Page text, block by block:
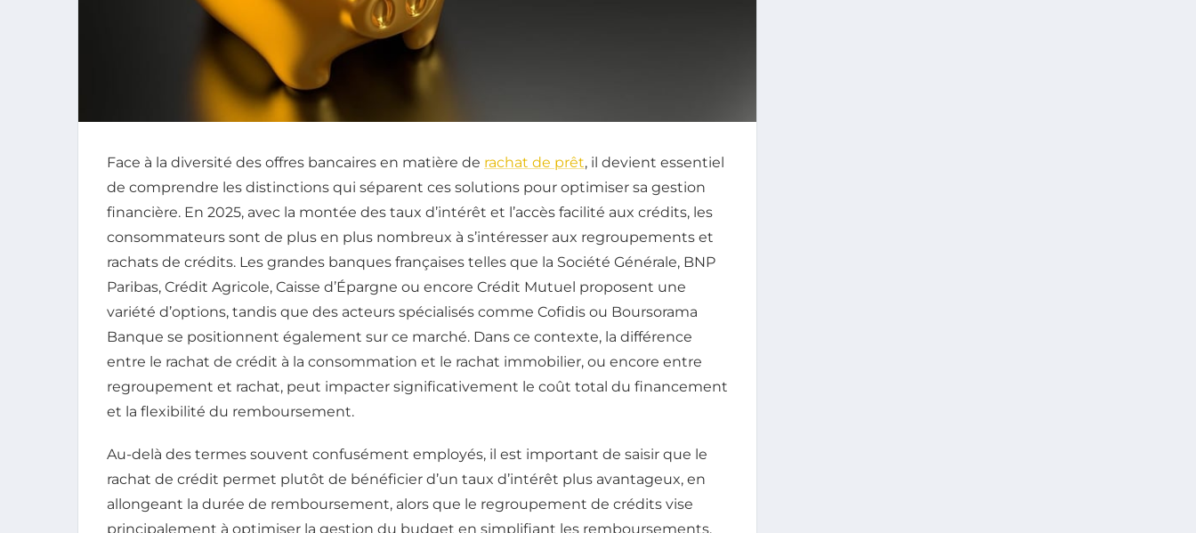
Face à la diversité des offres bancaires en matière de rachat de prêt, il devient essentiel
de comprendre les distinctions qui séparent ces solutions pour optimiser sa gestion
financière. En 2025, avec la montée des taux d’intérêt et l’accès facilité aux crédits, les
consommateurs sont de plus en plus nombreux à s’intéresser aux regroupements et
rachats de crédits. Les grandes banques françaises telles que la Société Générale, BNP
Paribas, Crédit Agricole, Caisse d’Épargne ou encore Crédit Mutuel proposent une
variété d’options, tandis que des acteurs spécialisés comme Cofidis ou Boursorama
Banque se positionnent également sur ce marché. Dans ce contexte, la différence
entre le rachat de crédit à la consommation et le rachat immobilier, ou encore entre
regroupement et rachat, peut impacter significativement le coût total du financement
et la flexibilité du remboursement.
Au-delà des termes souvent confusément employés, il est important de saisir que le
rachat de crédit permet plutôt de bénéficier d’un taux d’intérêt plus avantageux, en
allongeant la durée de remboursement, alors que le regroupement de crédits vise
principalement à optimiser la gestion du budget en simplifiant les remboursements.